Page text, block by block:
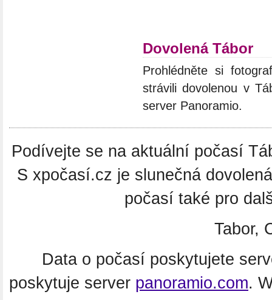
Dovolená Tábor
Prohlédněte si
strávili dovolenou v
server Panoramio.
Podívejte se na aktuální počasí
S xpočasí.cz je slunečná
počasí také pro
Tabor,
Data o počasí poskytujete
poskytuje server panoramio.com.